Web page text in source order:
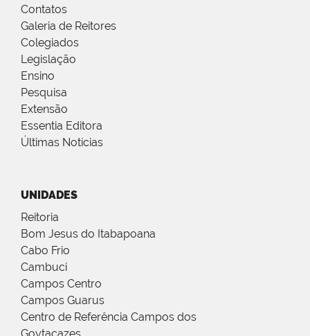
Contatos
Galeria de Reitores
Colegiados
Legislação
Ensino
Pesquisa
Extensão
Essentia Editora
Últimas Notícias
UNIDADES
Reitoria
Bom Jesus do Itabapoana
Cabo Frio
Cambuci
Campos Centro
Campos Guarus
Centro de Referência Campos dos
Goytacazes